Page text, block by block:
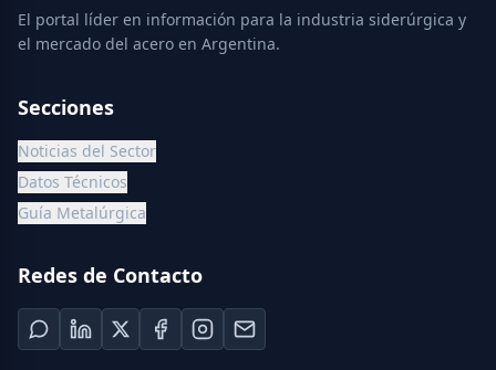
El portal líder en información para la industria siderúrgica y
el mercado del acero en Argentina.
Secciones
Noticias del Sector
Datos Técnicos
Guía Metalúrgica
Redes de Contacto